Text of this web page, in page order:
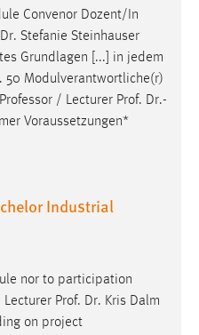
Convenor Dozent/In
Stefanie Steinhauser
Grundlagen [...] in jedem
50 Modulverantwortliche(r)
Professor / Lecturer Prof. Dr.-
Voraussetzungen*
Industrial
nor to participation
Lecturer Prof. Dr. Kris Dalm
on project
und Social Media
werden von diesen